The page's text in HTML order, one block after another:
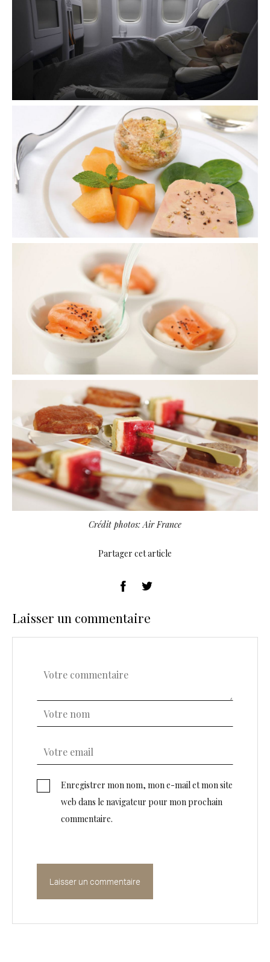
Crédit photos: Air France
Partager cet article
Laisser un commentaire
Enregistrer mon nom, mon e-mail et mon site
web dans le navigateur pour mon prochain
commentaire.